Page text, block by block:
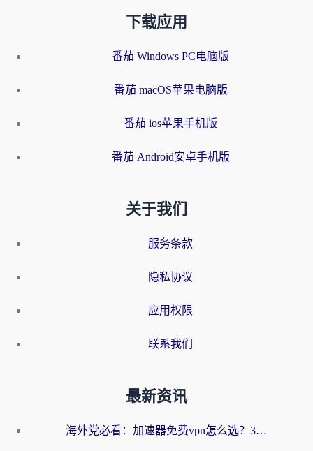
下载应用
番茄 Windows PC电脑版
番茄 macOS苹果电脑版
番茄 ios苹果手机版
番茄 Android安卓手机版
关于我们
服务条款
隐私协议
应用权限
联系我们
最新资讯
海外党必看：加速器免费vpn怎么选？3步教你无缝访问国内资源